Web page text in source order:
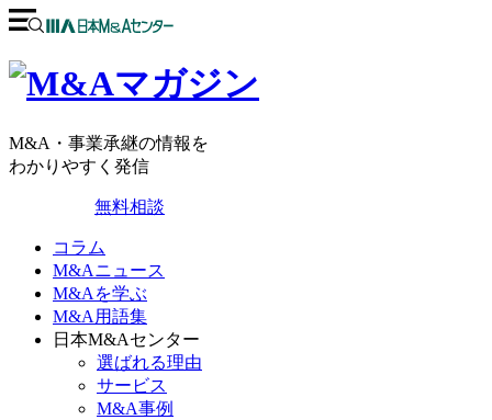
M&A・事業承継の情報を
わかりやすく発信
無料相談
コラム
M&Aニュース
M&Aを学ぶ
M&A用語集
日本M&Aセンター
選ばれる理由
サービス
M&A事例